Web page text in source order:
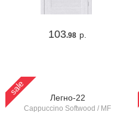
103.98 р.
sale
Легно-22
Cappuccino Softwood / MF